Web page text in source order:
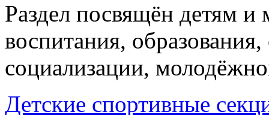
Раздел посвящён детям
воспитания,
социализации,
Детские спортивные